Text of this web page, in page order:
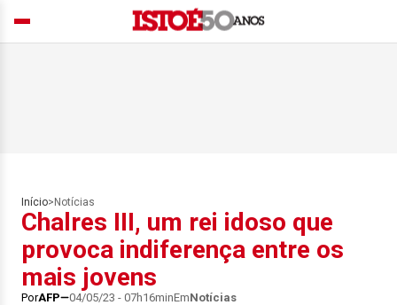
Início> Notícias
Chalres III, um rei idoso que
provoca indiferença entre os
mais jovens
PorAFP 04/05/23 - 07h16minEmNotícias